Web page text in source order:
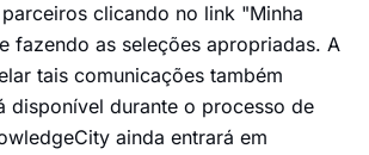
clicando no link "Minha
fazendo as seleções apropriadas. A
tais comunicações também
disponível durante o processo de
ainda entrará em